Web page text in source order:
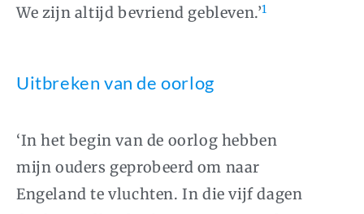
We zijn altijd bevriend gebleven.’1
Uitbreken van de oorlog
‘In het begin van de oorlog hebben
mijn ouders geprobeerd om naar
Engeland te vluchten. In die vijf dagen